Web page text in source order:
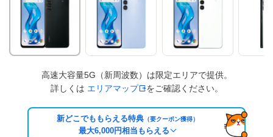
高速大容量5G（新周波数）は限定エリアで提供。
詳しくは エリアマップ をご確認ください。
新どこでももらえる特典 （要クーポン獲得）
最大6,000円相当もらえる